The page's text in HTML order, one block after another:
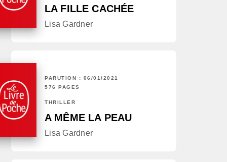
LA FILLE CACHÉE
Lisa Gardner
PARUTION : 06/01/2021
576 PAGES
THRILLER
A MÊME LA PEAU
Lisa Gardner